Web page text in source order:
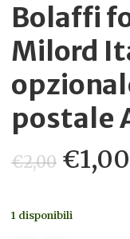
Bolaffi
Milord
postale
€2,00 Il
prezzo
€1,00
1 disponibili